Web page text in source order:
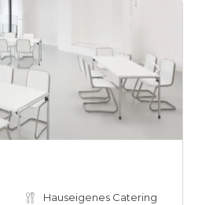
Hauseigenes Catering